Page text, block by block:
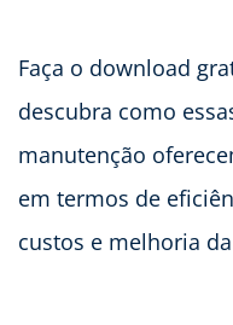
Faça o download
descubra como
manutenção
em termos de
custos e melhoria